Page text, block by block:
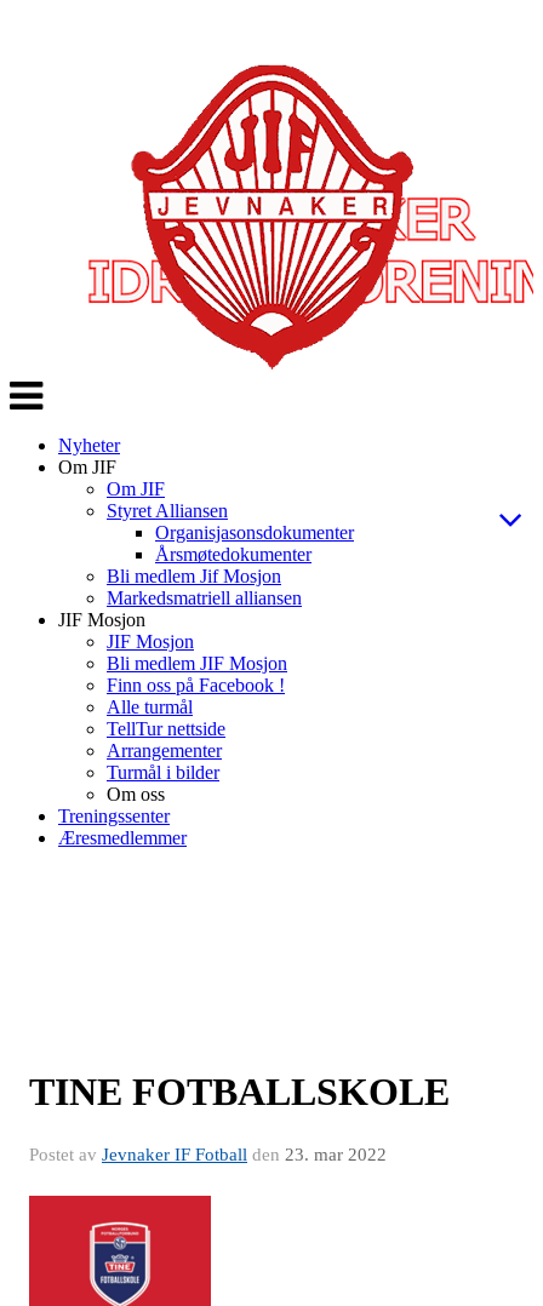
Veksle
navigasjon
Nyheter
Om JIF
Om JIF
Styret Alliansen
Organisjasonsdokumenter
Årsmøtedokumenter
Bli medlem Jif Mosjon
Markedsmatriell alliansen
JIF Mosjon
JIF Mosjon
Bli medlem JIF Mosjon
Finn oss på Facebook !
Alle turmål
TellTur nettside
Arrangementer
Turmål i bilder
Om oss
Treningssenter
Æresmedlemmer
TINE FOTBALLSKOLE
Postet av Jevnaker IF Fotball den 23. mar 2022